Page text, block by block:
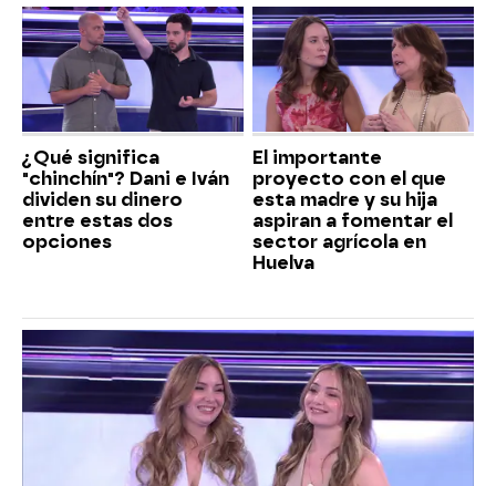
¿Qué significa
"chinchín"? Dani e Iván
dividen su dinero
entre estas dos
opciones
El importante
proyecto con el que
esta madre y su hija
aspiran a fomentar el
sector agrícola en
Huelva